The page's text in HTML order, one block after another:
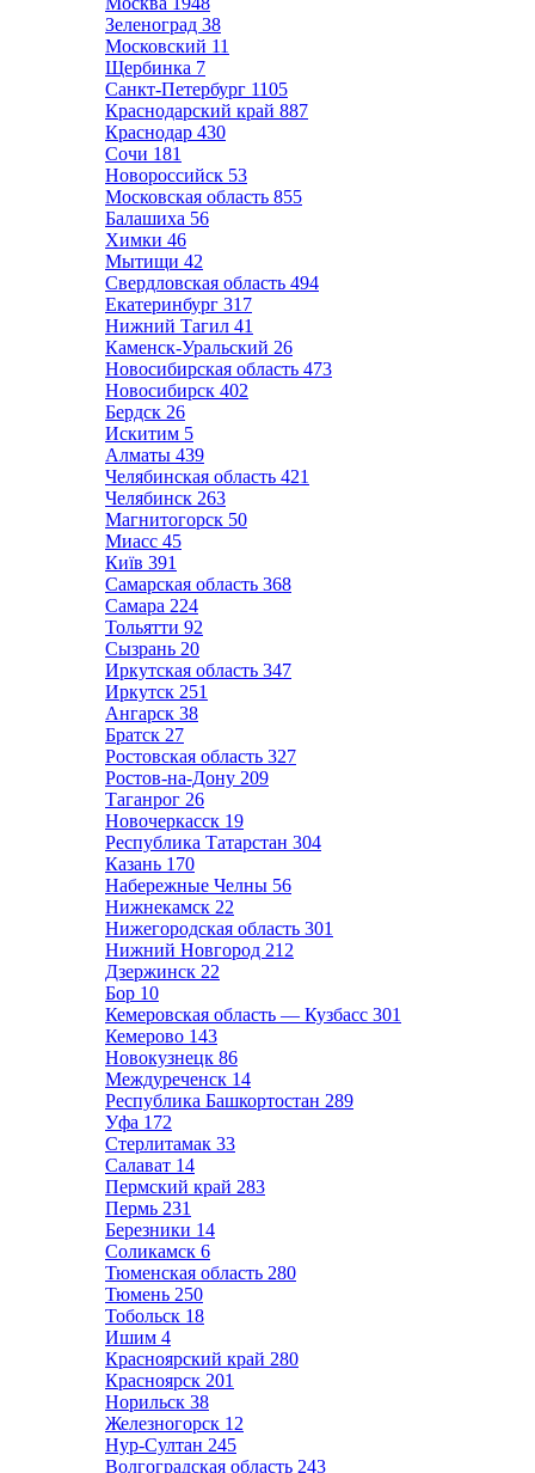
Зеленоград 38
Московский 11
Щербинка 7
Санкт-Петербург 1105
Краснодарский край 887
Краснодар 430
Сочи 181
Новороссийск 53
Московская область 855
Балашиха 56
Химки 46
Мытищи 42
Свердловская область 494
Екатеринбург 317
Нижний Тагил 41
Каменск-Уральский 26
Новосибирская область 473
Новосибирск 402
Бердск 26
Искитим 5
Алматы 439
Челябинская область 421
Челябинск 263
Магнитогорск 50
Миасс 45
Київ 391
Самарская область 368
Самара 224
Тольятти 92
Сызрань 20
Иркутская область 347
Иркутск 251
Ангарск 38
Братск 27
Ростовская область 327
Ростов-на-Дону 209
Таганрог 26
Новочеркасск 19
Республика Татарстан 304
Казань 170
Набережные Челны 56
Нижнекамск 22
Нижегородская область 301
Нижний Новгород 212
Дзержинск 22
Бор 10
Кемеровская область — Кузбасс 301
Кемерово 143
Новокузнецк 86
Междуреченск 14
Республика Башкортостан 289
Уфа 172
Стерлитамак 33
Салават 14
Пермский край 283
Пермь 231
Березники 14
Соликамск 6
Тюменская область 280
Тюмень 250
Тобольск 18
Ишим 4
Красноярский край 280
Красноярск 201
Норильск 38
Железногорск 12
Нур-Султан 245
Волгоградская область 243